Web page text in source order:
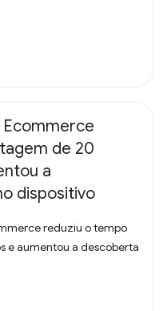
Ecommerce
de 20
a
dispositivo
reduziu o tempo
e aumentou a descoberta